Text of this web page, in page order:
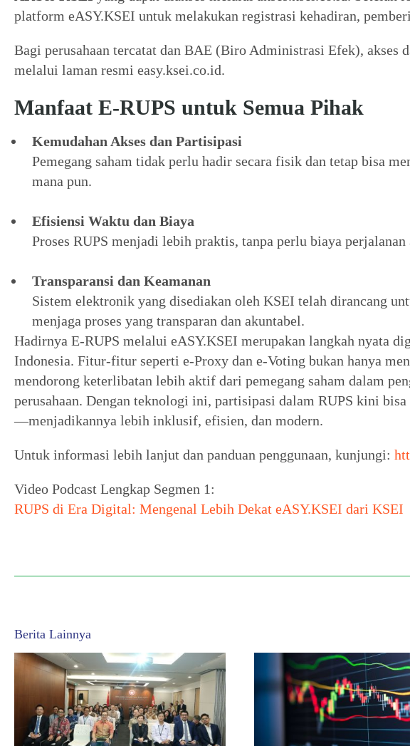
platform eASY.KSEI untuk melakukan registrasi kehadiran,
Bagi perusahaan tercatat dan BAE (Biro Administrasi Efek), akses
melalui laman resmi easy.ksei.co.id.
Manfaat E-RUPS untuk Semua Pihak
Kemudahan Akses dan Partisipasi
Pemegang saham tidak perlu hadir secara fisik dan tetap bisa
mana pun.
Efisiensi Waktu dan Biaya
Proses RUPS menjadi lebih praktis, tanpa perlu biaya
Transparansi dan Keamanan
Sistem elektronik yang disediakan oleh KSEI telah dirancang
menjaga proses yang transparan dan akuntabel.
Hadirnya E-RUPS melalui eASY.KSEI merupakan langkah nyata
Indonesia. Fitur-fitur seperti e-Proxy dan e-Voting bukan hanya
mendorong keterlibatan lebih aktif dari pemegang saham dalam
perusahaan. Dengan teknologi ini, partisipasi dalam RUPS kini
—menjadikannya lebih inklusif, efisien, dan modern.
Untuk informasi lebih lanjut dan panduan penggunaan, kunjungi:
Video Podcast Lengkap Segmen 1:
RUPS di Era Digital: Mengenal Lebih Dekat eASY.KSEI dari KSEI
Berita Lainnya